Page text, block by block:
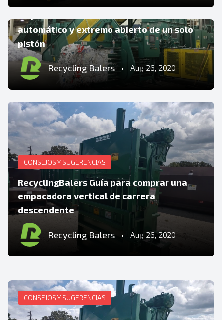
automático y extremo abierto de un solo
pistón
Recycling Balers • Aug 26, 2020
CONSEJOS Y SUGERENCIAS
RecyclingBalers Guía para comprar una
empacadora vertical de carrera
descendente
Recycling Balers • Aug 26, 2020
CONSEJOS Y SUGERENCIAS